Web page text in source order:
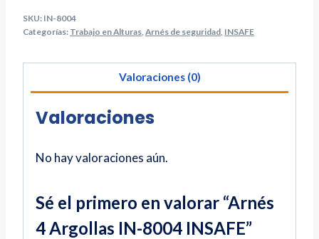
SKU: IN-8004
Categorías: Trabajo en Alturas Arnés de seguridad INSAFE
Valoraciones (0)
Valoraciones
No hay valoraciones aún.
Sé el primero en valorar “Arnés
4 Argollas IN-8004 INSAFE”